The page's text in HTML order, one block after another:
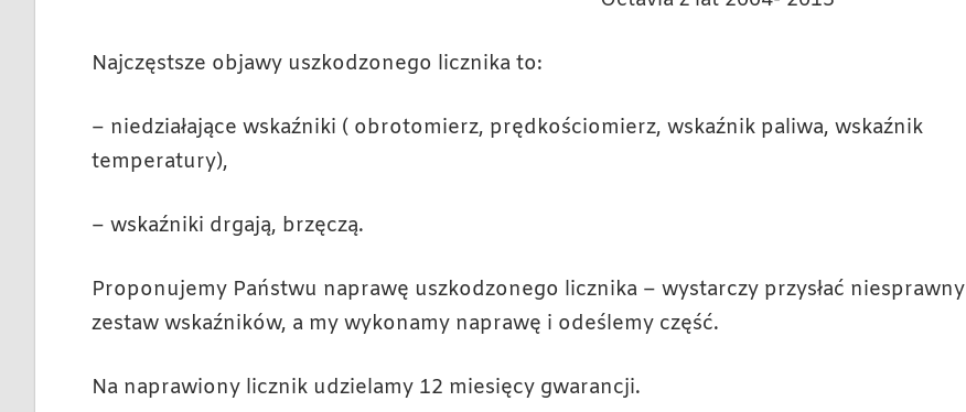
Najczęstsze objawy uszkodzonego licznika to:
– niedziałające wskaźniki ( obrotomierz, prędkościomierz, wskaźnik paliwa, wskaźnik
temperatury),
– wskaźniki drgają, brzęczą.
Proponujemy Państwu naprawę uszkodzonego licznika – wystarczy przysłać niesprawny
zestaw wskaźników, a my wykonamy naprawę i odeślemy część.
Na naprawiony licznik udzielamy 12 miesięcy gwarancji.